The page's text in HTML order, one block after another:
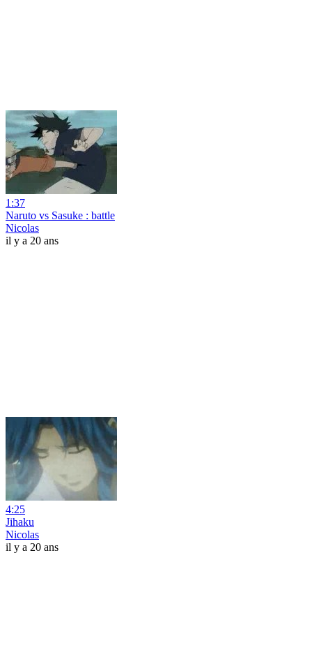
1:37
Naruto vs Sasuke : battle
Nicolas
il y a 20 ans
4:25
Jihaku
Nicolas
il y a 20 ans